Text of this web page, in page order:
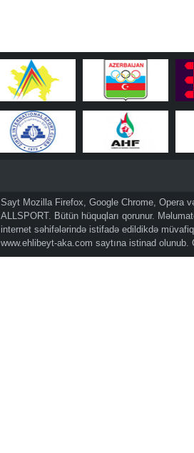
Sayt Mozilla Firefox, Google Chrome, Opera
ALLSPORT. Bütün hüquqları qorunur.
internet səhifələrində istifadə edildikdə
www.ehlibeyt-aka.com saytına istinad olunub.